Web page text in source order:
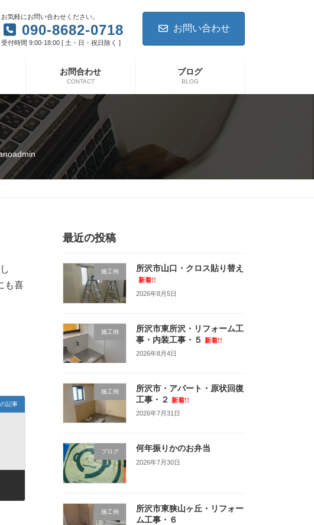
お気軽にお問い合わせください。
090-8682-0718
受付時間 9:00-18:00 [ 土・日・祝日除く ]
お問い合わせ
お問合わせ
CONTACT
ブログ
BLOG
も喜
記事
最近の投稿
施工例 所沢市山口・クロス貼り替え
新着!!
2026年8月5日
施工例
所沢市東所沢・リフォーム工
事・内装工事・５
新着!!
2026年8月4日
施工例
所沢市・アパート・原状回復
工事・２
新着!!
2026年7月31日
ブログ 何年振りかのお弁当
2026年7月30日
施工例
所沢市東狭山ヶ丘・リフォー
ム工事・６